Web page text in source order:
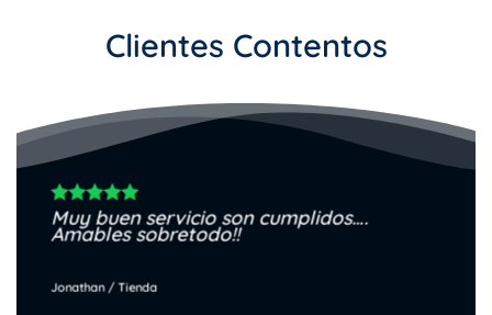
Clientes Contentos
Muy buen servicio son cumplidos….
Amables sobretodo!!
Jonathan /Tienda